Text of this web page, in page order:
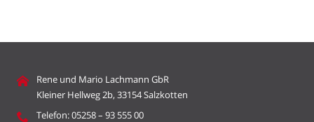
Rene und Mario Lachmann GbR
Kleiner Hellweg 2b, 33154 Salzkotten
Telefon: 05258 – 93 555 00